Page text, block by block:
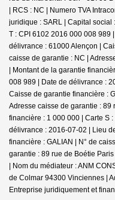
| RCS : NC | Numero TVA
juridique : SARL | Capital social
T : CPI 6102 2016 000 008 989
délivrance : 61000 Alençon |
caisse de garantie : NC |
| Montant de la garantie
008 989 | Date de délivrance :
Caisse de garantie financière :
Adresse caisse de garantie : 89
financière : 1 000 000 | Carte S
délivrance : 2016-07-02 | Lieu
financière : GALIAN | N° de
garantie : 89 rue de Boétie
| Nom du médiateur : ANM
de Colmar 94300 Vinciennes |
Entreprise juridiquement et